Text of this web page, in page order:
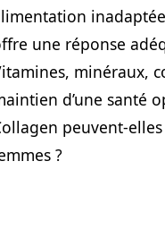
une réponse
minéraux,
d’une santé
peuvent-
?